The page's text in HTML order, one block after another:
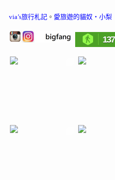
via’s旅行札記。 愛旅遊的貓奴‧小梨
137